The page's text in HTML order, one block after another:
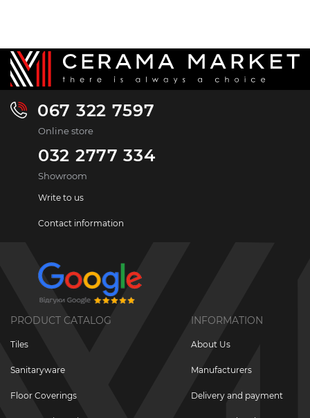
067 322 7597
Online store
032 2777 334
Showroom
Write to us
Contact information
PRODUCT CATALOG
Tiles
Sanitaryware
Floor Coverings
INFORMATION
About Us
Manufacturers
Delivery and payment